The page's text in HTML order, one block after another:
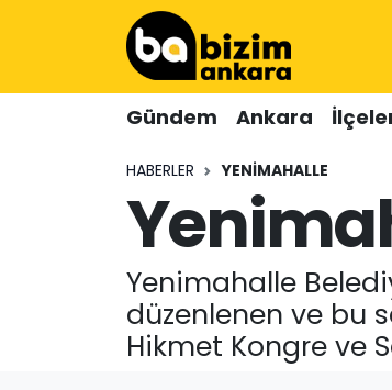
Gündem Ankara
HABERLER YENIMAHALLE
Yenimahalle
düzenlenen ve bu
Hikmet Kongre ve
Hava Durumu
Süper Lig Puan Durumu ve Fikstür
Tüm Manşetler
Son Dakika Haberleri
Haber Arşivi